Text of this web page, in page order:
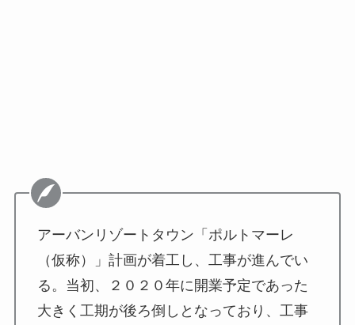
アーバンリゾートタウン「ポルトマーレ
（仮称）」計画が着工し、工事が進んでい
る。当初、２０２０年に開業予定であった
大きく工期が後ろ倒しとなっており、工事